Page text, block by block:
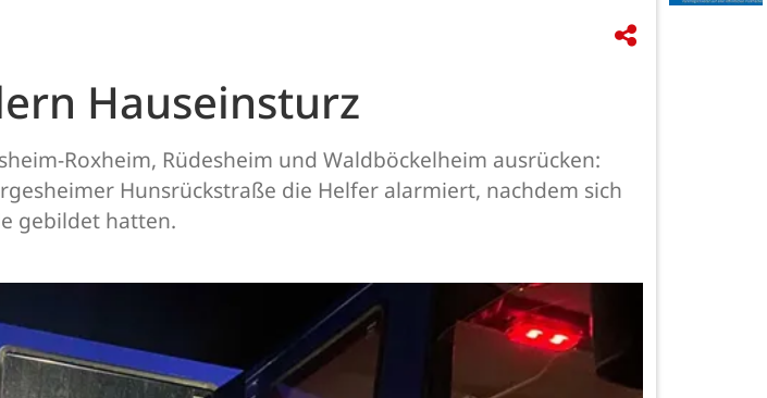
Hauseinsturz
Roxheim, Rüdesheim und Waldböckelheim ausrücken:
Hunsrückstraße die Helfer alarmiert, nachdem sich
gebildet hatten.